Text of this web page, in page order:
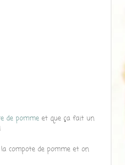
de pomme et que ça fait un
compote de pomme et on